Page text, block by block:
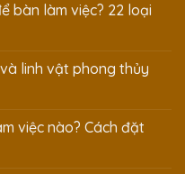
bàn làm việc? 22 loại
linh vật phong thủy
việc nào? Cách đặt